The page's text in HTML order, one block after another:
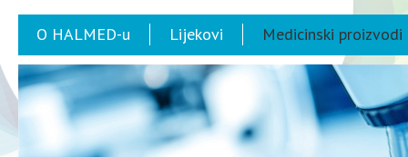
O HALMED-u Lijekovi Medicinski proizvodi